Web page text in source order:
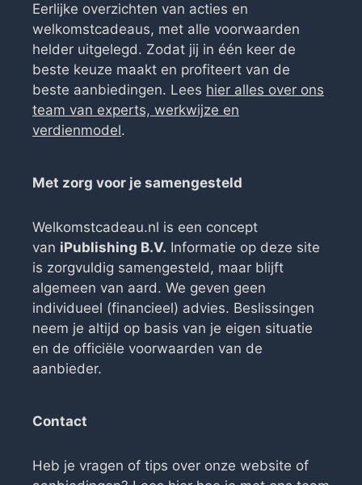
Eerlijke overzichten van acties en
welkomstcadeaus, met alle voorwaarden
helder uitgelegd. Zodat jij in één keer de
beste keuze maakt en profiteert van de
beste aanbiedingen. Lees hier alles over ons
team van experts, werkwijze en
verdienmodel.
Met zorg voor je samengesteld
Welkomstcadeau.nl is een concept
van iPublishing B.V. Informatie op deze site
is zorgvuldig samengesteld, maar blijft
algemeen van aard. We geven geen
individueel (financieel) advies. Beslissingen
neem je altijd op basis van je eigen situatie
en de officiële voorwaarden van de
aanbieder.
Contact
Heb je vragen of tips over onze website of